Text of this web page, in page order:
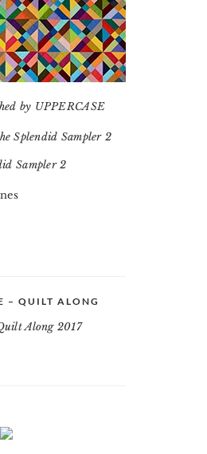
by UPPERCASE
Sampler 2
– QUILT ALONG